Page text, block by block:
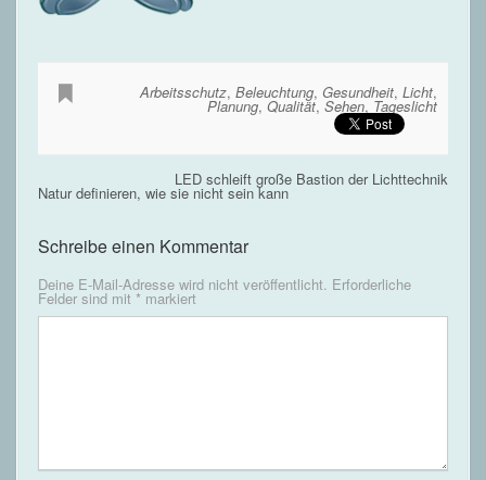
Arbeitsschutz,Beleuchtung,Gesundheit,Licht,
Planung,Qualität,Sehen, Tageslicht
LED schleift große Bastion der Lichttechnik
Natur definieren, wie sie nicht sein kann
Schreibe einen Kommentar
Deine E-Mail-Adresse wird nicht veröffentlicht. Erforderliche
Felder sind mit *markiert